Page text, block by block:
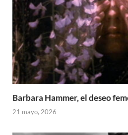
Barbara Hammer, el deseo
21 mayo, 2026